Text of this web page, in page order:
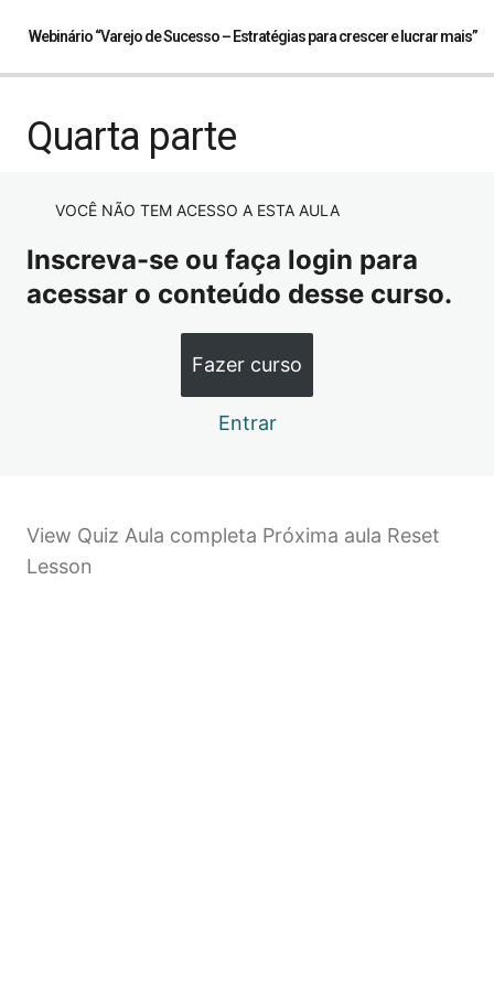
Webinário “Varejo de Sucesso – Estratégias para crescer e lucrar mais”
Primeira parte
Terceira parte
Quarta parte
Quarta parte
VOCÊ NÃO TEM ACESSO A ESTA AULA
Inscreva-se ou faça login para
acessar o conteúdo desse curso.
Fazer curso
Entrar
View Quiz Aula completa Próxima aula Reset
Lesson